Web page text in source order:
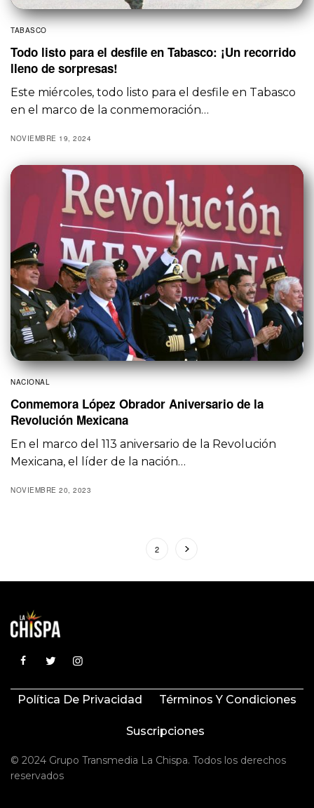
TABASCO
Todo listo para el desfile en Tabasco: ¡Un recorrido
lleno de sorpresas!
Este miércoles, todo listo para el desfile en Tabasco
en el marco de la conmemoración…
NOVIEMBRE 19, 2024
NACIONAL
Conmemora López Obrador Aniversario de la
Revolución Mexicana
En el marco del 113 aniversario de la Revolución
Mexicana, el líder de la nación…
NOVIEMBRE 20, 2023
2
Política De Privacidad Términos Y Condiciones
Suscripciones
© 2024 Grupo Transmedia La Chispa. Todos los derechos
reservados